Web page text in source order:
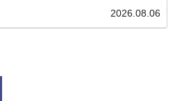
から以下に一部を引きます。2005年に初めて...
2026.08.06